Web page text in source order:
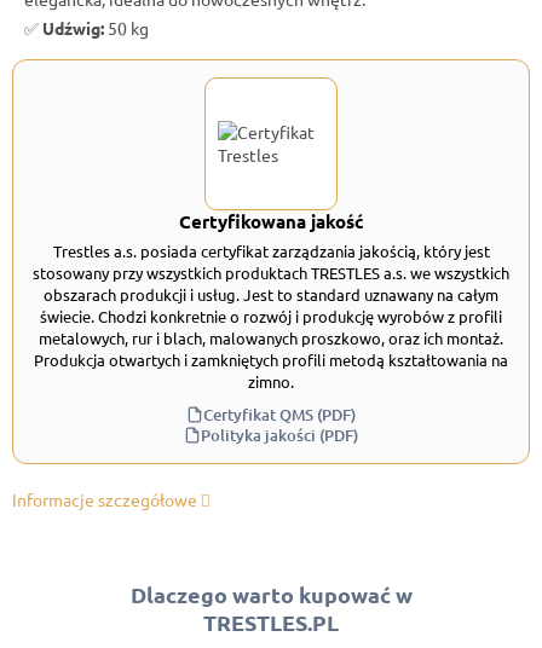
✅ Udźwig: 50 kg
Certyfikowana jakość
Trestles a.s. posiada certyfikat zarządzania jakością, który jest
stosowany przy wszystkich produktach TRESTLES a.s. we wszystkich
obszarach produkcji i usług. Jest to standard uznawany na całym
świecie. Chodzi konkretnie o rozwój i produkcję wyrobów z profili
metalowych, rur i blach, malowanych proszkowo, oraz ich montaż.
Produkcja otwartych i zamkniętych profili metodą kształtowania na
zimno.
Certyfikat QMS (PDF)
Polityka jakości (PDF)
Informacje szczegółowe
Dlaczego warto kupować w
TRESTLES.PL